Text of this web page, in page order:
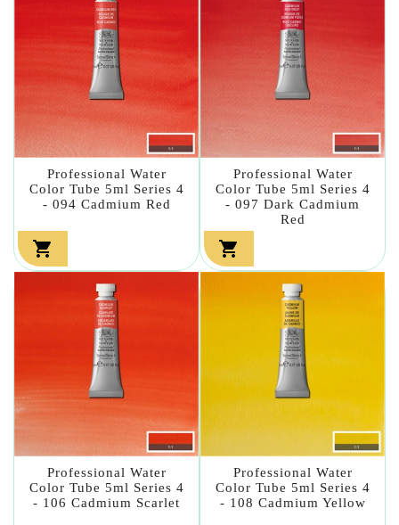
Professional Water
Color Tube 5ml Series 4
- 094 Cadmium Red

Professional Water
Color Tube 5ml Series 4
- 097 Dark Cadmium
Red

Professional Water
Color Tube 5ml Series 4
- 106 Cadmium Scarlet
Professional Water
Color Tube 5ml Series 4
- 108 Cadmium Yellow